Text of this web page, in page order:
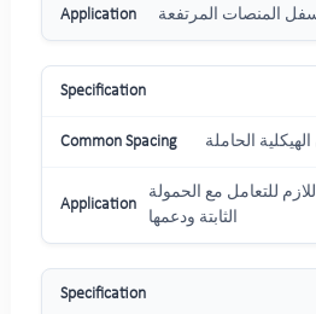
المنصات المرتفعة
الحاملة
للتعامل مع الحمولة
الثابتة ودعمها